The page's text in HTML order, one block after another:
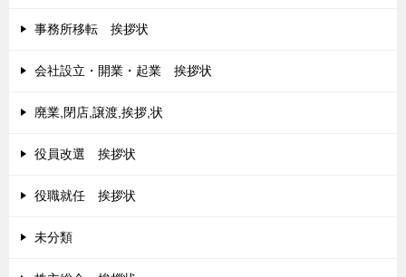
事務所移転 挨拶状
会社設立・開業・起業 挨拶状
廃業,閉店,譲渡,挨拶,状
役員改選 挨拶状
役職就任 挨拶状
未分類